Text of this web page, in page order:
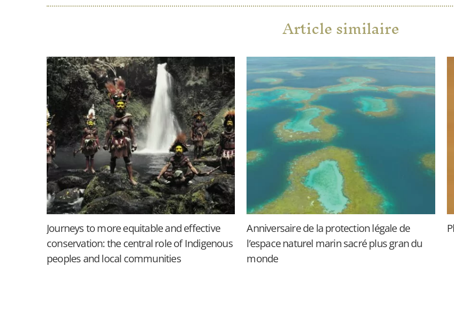
Article similaire
Journeys to more equitable and effective
conservation: the central role of Indigenous
peoples and local communities
Anniversaire de la protection légale de
l’espace naturel marin sacré plus gran du
monde